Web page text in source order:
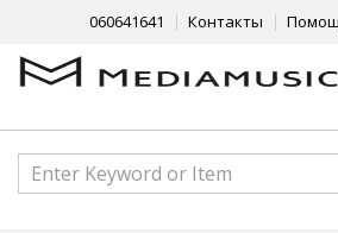
060641641 Контакты